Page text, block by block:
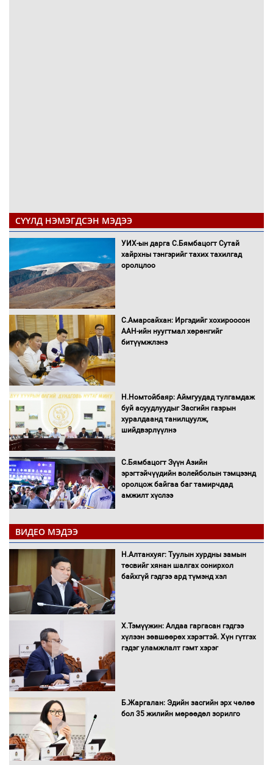
СҮҮЛД НЭМЭГДСЭН МЭДЭЭ
УИХ-ын дарга С.Бямбацогт Сутай
хайрхны тэнгэрийг тахих тахилгад
оролцлоо
С.Амарсайхан: Иргэдийг хохироосон
ААН-ийн нуугтмал хөрөнгийг
битүүмжлэнэ
Н.Номтойбаяр: Аймгуудад тулгамдаж
буй асуудлуудыг Засгийн газрын
хуралдаанд танилцуулж,
шийдвэрлүүлнэ
С.Бямбацогт Зүүн Азийн
эрэгтэйчүүдийн волейболын тэмцээнд
оролцож байгаа баг тамирчдад
амжилт хүслээ
Автобензин, дизель түлшний онцгой
албан татварыг тэглэлээ
Санхүүгийн хэмнэлтийн горимд эрүүл
мэндийн салбар хамаарахгүй
Нөөцийн махны худалдаа,
борлуулалтыг нээлттэй ил тод
ВИДЕО МЭДЭЭ
Н.Алтанхуяг: Туулын хурдны замын
төсвийг хянан шалгах сонирхол
байхгүй гэдгээ ард түмэнд хэл
Х.Тэмүүжин: Алдаа гаргасан гэдгээ
хүлээн зөвшөөрөх хэрэгтэй. Хүн гүтгэх
гэдэг уламжлалт гэмт хэрэг
Б.Жаргалан: Эдийн засгийн эрх чөлөө
бол 35 жилийн мөрөөдөл зорилго